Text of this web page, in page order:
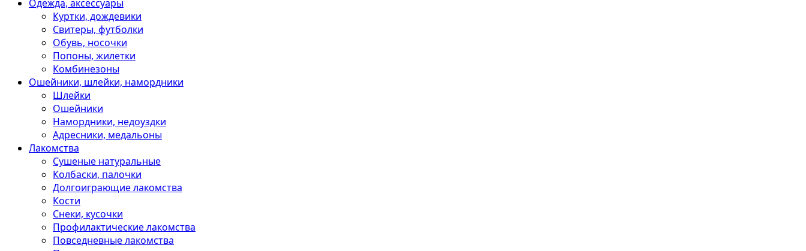
Одежда, аксессуары
Куртки, дождевики
Свитеры, футболки
Обувь, носочки
Попоны, жилетки
Комбинезоны
Ошейники, шлейки, намордники
Шлейки
Ошейники
Намордники, недоуздки
Адресники, медальоны
Лакомства
Сушеные натуральные
Колбаски, палочки
Долгоиграющие лакомства
Кости
Снеки, кусочки
Профилактические лакомства
Повседневные лакомства